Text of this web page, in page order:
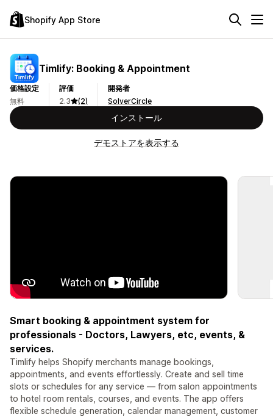
Shopify App Store
Timlify: Booking & Appointment
価格設定
無料
評価
2.3
(2)
開発者
SolverCircle
インストール
デモストアを表示する
Smart booking & appointment system for
professionals - Doctors, Lawyers, etc, events, &
services.
Timlify helps Shopify merchants manage bookings,
appointments, and events effortlessly. Create and sell time
slots or schedules for any service — from salon appointments
to hotel room rentals, courses, and events. The app offers
flexible schedule generation, calendar management, customer